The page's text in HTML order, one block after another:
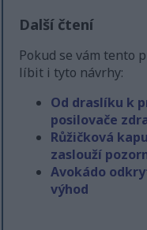
Další čtení
Pokud se vám tento
líbit i tyto návrhy:
Od draslíku k
posilovače
Růžičková
zaslouží
Avokádo
výhod